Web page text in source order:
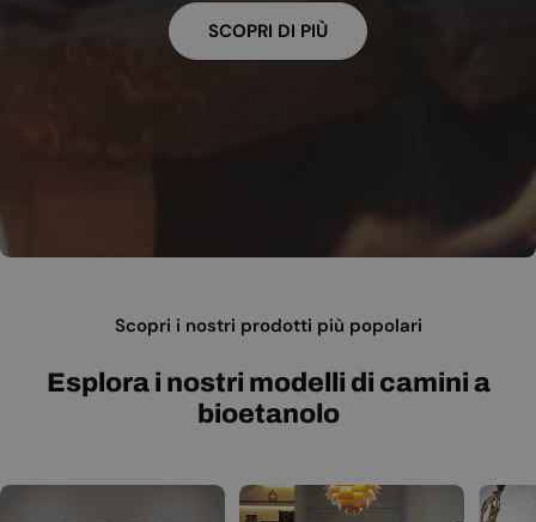
SCOPRI DI PIÙ
Scopri i nostri prodotti più popolari
Esplora i nostri modelli di camini a
bioetanolo